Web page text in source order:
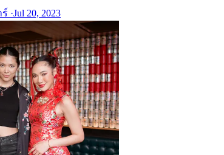
ร์ ·Jul 20, 2023